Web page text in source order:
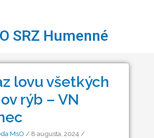
SRZ Humenné
lovu všetkých
rýb – VN
MsO / 8 augusta, 2024 /